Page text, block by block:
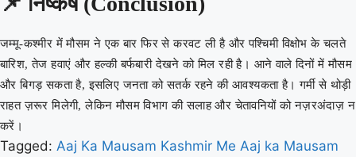
जम्मू-कश्मीर में मौसम ने एक बार फिर से करवट ली है और पश्चिमी विक्षोभ के चलते
बारिश, तेज हवाएं और हल्की बर्फबारी देखने को मिल रही है। आने वाले दिनों में मौसम
और बिगड़ सकता है, इसलिए जनता को सतर्क रहने की आवश्यकता है। गर्मी से थोड़ी
राहत ज़रूर मिलेगी, लेकिन मौसम विभाग की सलाह और चेतावनियों को नज़रअंदाज़ न
करें।
Tagged: Aaj Ka Mausam Kashmir Me Aaj ka Mausam